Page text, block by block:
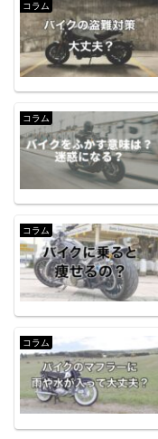
コラム
コラム
コラム
コラム